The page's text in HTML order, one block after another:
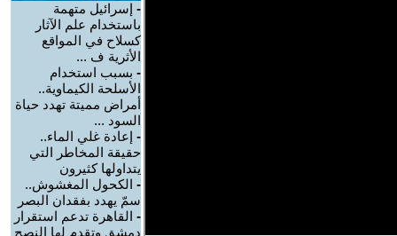
- إسرائيل متهمة
باستخدام علم الآثار
كسلاح في المواقع
الأثرية ف ...
- بسبب استخدام
الأسلحة الكيماوية..
أمراض مميتة تهدد حياة
السود ...
- إعادة غلي الماء..
حقيقة المخاطر التي
يتداولها كثيرون
- الكحول المغشوش..
سمّ يهدد بفقدان البصر
- القاهرة تدعم استقرار
دمشق وتقدم لها النصح